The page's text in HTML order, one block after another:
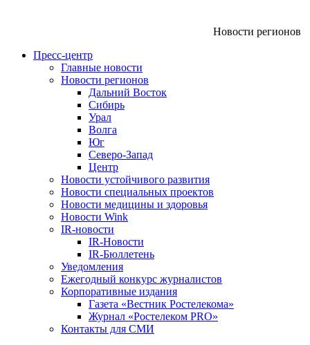
Новости регионов
Пресс-центр
Главные новости
Новости регионов
Дальний Восток
Сибирь
Урал
Волга
Юг
Северо-Запад
Центр
Новости устойчивого развития
Новости специальных проектов
Новости медицины и здоровья
Новости Wink
IR-новости
IR-Новости
IR-Бюллетень
Уведомления
Ежегодный конкурс журналистов
Корпоративные издания
Газета «Вестник Ростелекома»
Журнал «Ростелеком PRO»
Контакты для СМИ